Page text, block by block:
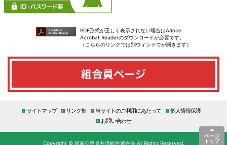
PDF形式が正しく表示されない場合はAdobe
Acrobat Readerのダウンロードが必要です。
（こちらのリンクでは別ウィンドウが開きます）
ページ
トップ
サイトマップ リンク集 当サイトのご利用にあたって
個人情報保護
お問い合わせ
Copyright © 国家公務員共済組合連合会 All Rights Reserved.